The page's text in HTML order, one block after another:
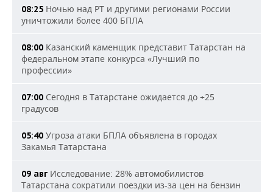
08:25 Ночью над РТ и другими регионами России
уничтожили более 400 БПЛА
08:00 Казанский каменщик представит Татарстан на
федеральном этапе конкурса «Лучший по
профессии»
07:00 Сегодня в Татарстане ожидается до +25
градусов
05:40 Угроза атаки БПЛА объявлена в городах
Закамья Татарстана
09 авг Исследование: 28% автомобилистов
Татарстана сократили поездки из-за цен на бензин